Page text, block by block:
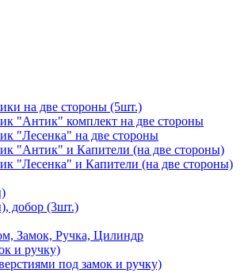
на две стороны (5шт.)
"Антик" комплект на две стороны
"Лесенка" на две стороны
"Антик" и Капители (на две стороны)
"Лесенка" и Капители (на две стороны)
добор (3шт.)
Замок, Ручка, Цилиндр
и ручку)
под замок и ручку)